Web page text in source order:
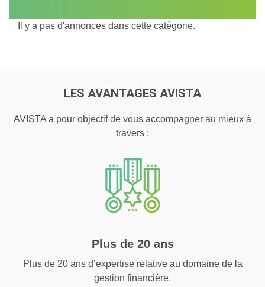
Il y a pas d'annonces dans cette catégorie.
LES AVANTAGES AVISTA
AVISTA a pour objectif de vous accompagner au mieux à
travers :
Plus de 20 ans
Plus de 20 ans d’expertise relative au domaine de la
gestion financière.